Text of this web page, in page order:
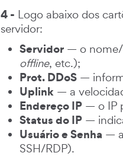
4 - Logo abaixo dos
servidor:
Servidor — o nome/
offline, etc.);
Prot. DDoS —
Uplink — a
Endereço IP — o IP
Status do IP —
Usuário e Senha —
SSH/RDP).